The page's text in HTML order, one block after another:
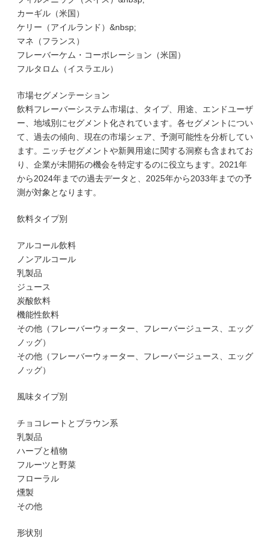
カーギル（米国）
ケリー（アイルランド）&nbsp;
マネ（フランス）
フレーバーケム・コーポレーション（米国）
フルタロム（イスラエル）
市場セグメンテーション
飲料フレーバーシステム市場は、タイプ、用途、エンドユーザ
ー、地域別にセグメント化されています。各セグメントについ
て、過去の傾向、現在の市場シェア、予測可能性を分析してい
ます。ニッチセグメントや新興用途に関する洞察も含まれてお
り、企業が未開拓の機会を特定するのに役立ちます。2021年
から2024年までの過去データと、2025年から2033年までの予
測が対象となります。
飲料タイプ別
アルコール飲料
ノンアルコール
乳製品
ジュース
炭酸飲料
機能性飲料
その他（フレーバーウォーター、フレーバージュース、エッグ
ノッグ）
その他（フレーバーウォーター、フレーバージュース、エッグ
ノッグ）
風味タイプ別
チョコレートとブラウン系
乳製品
ハーブと植物
フルーツと野菜
フローラル
燻製
その他
形状別